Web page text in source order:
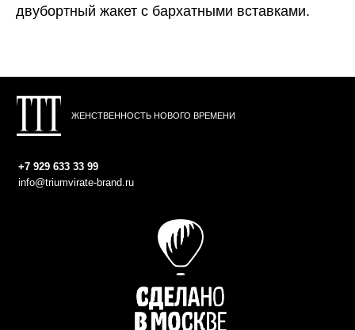
двубортный жакет с бархатными вставками.
ЖЕНСТВЕННОСТЬ НОВОГО ВРЕМЕНИ
+7 929 633 33 99
info@triumvirate-brand.ru